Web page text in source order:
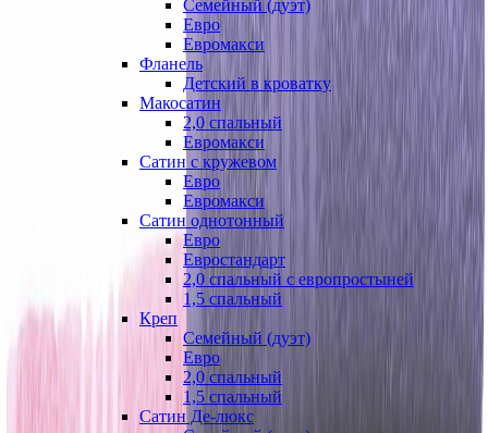
Семейный (дуэт)
Евро
Евромакси
Фланель
Детский в кроватку
Макосатин
2,0 спальный
Евромакси
Сатин с кружевом
Евро
Евромакси
Сатин однотонный
Евро
Евростандарт
2,0 спальный с европростыней
1,5 спальный
Креп
Семейный (дуэт)
Евро
2,0 спальный
1,5 спальный
Сатин Де-люкс